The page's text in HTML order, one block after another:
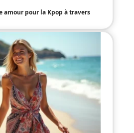
amour pour la Kpop à travers